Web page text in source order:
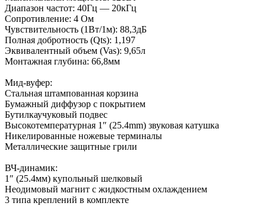
Диапазон частот: 40Гц — 20кГц
Сопротивление: 4 Ом
Чувствительность (1Вт/1м): 88,3дБ
Полная добротность (Qts): 1,197
Эквивалентный объем (Vas): 9,65л
Монтажная глубина: 66,8мм
Мид-вуфер:
Стальная штампованная корзина
Бумажный диффузор с покрытием
Бутилкаучуковый подвес
Высокотемпературная 1″ (25.4mm) звуковая катушка
Никелированные ножевые терминалы
Металлические защитные грили
ВЧ-динамик:
1″ (25.4мм) купольный шелковый
Неодимовый магнит с жидкостным охлаждением
3 типа креплений в комплекте